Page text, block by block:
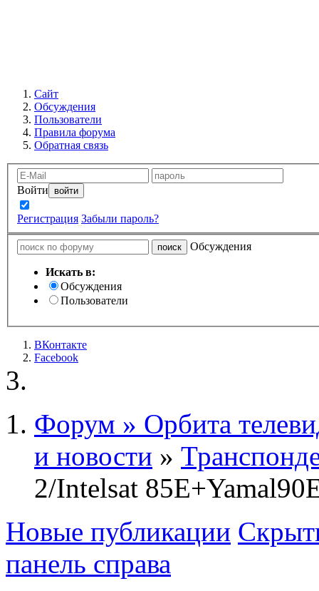
Сайт
Обсуждения
Пользователи
Правила форума
Обратная связь
Войти
Регистрация Забыли пароль?
Обсуждения
Искать в:
Обсуждения
Пользователи
ВКонтакте
Facebook
Форум » Орбита
и новости »
2/Intelsat
Новые публикации
панель справа